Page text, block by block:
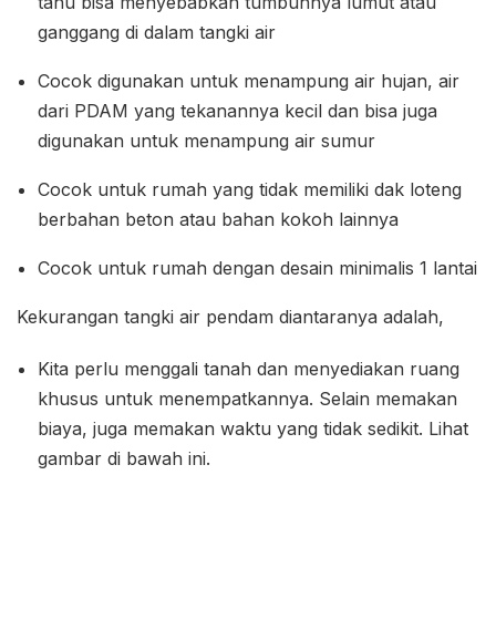
ganggang di dalam tangki air
Cocok digunakan untuk menampung air hujan, air
dari PDAM yang tekanannya kecil dan bisa juga
digunakan untuk menampung air sumur
Cocok untuk rumah yang tidak memiliki dak loteng
berbahan beton atau bahan kokoh lainnya
Cocok untuk rumah dengan desain minimalis 1 lantai
Kekurangan tangki air pendam diantaranya adalah,
Kita perlu menggali tanah dan menyediakan ruang
khusus untuk menempatkannya. Selain memakan
biaya, juga memakan waktu yang tidak sedikit. Lihat
gambar di bawah ini.